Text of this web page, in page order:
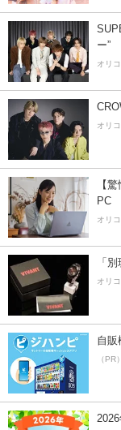
ー”
オリ
オリ
【
PC
オリ
「
オリ
自販
（PR